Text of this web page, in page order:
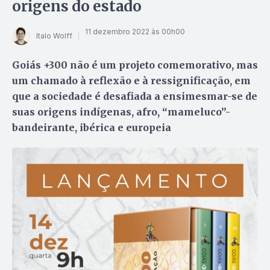
origens do estado
Italo Wolff 11 dezembro 2022 às 00h00
Goiás +300 não é um projeto comemorativo, mas
um chamado à reflexão e à ressignificação, em
que a sociedade é desafiada a ensimesmar-se de
suas origens indígenas, afro, “mameluco”-
bandeirante, ibérica e europeia